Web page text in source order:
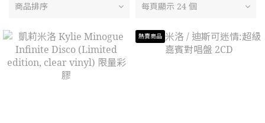
商品排序 每頁顯示 24 個
熱賣商品